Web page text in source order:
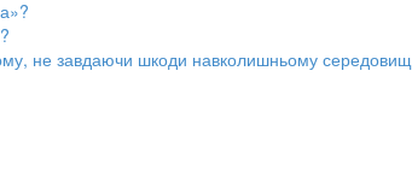
не завдаючи шкоди навколишньому